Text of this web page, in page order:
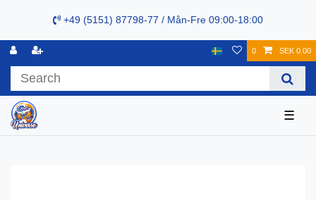
+49 (5151) 87798-77 / Mån-Fre 09:00-18:00
0 SEK 0.00
☰